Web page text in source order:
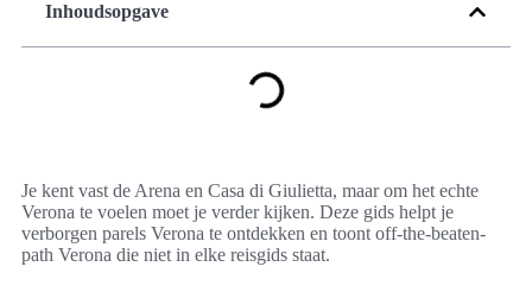
Inhoudsopgave
Je kent vast de Arena en Casa di Giulietta, maar om het echte
Verona te voelen moet je verder kijken. Deze gids helpt je
verborgen parels Verona te ontdekken en toont off-the-beaten-
path Verona die niet in elke reisgids staat.